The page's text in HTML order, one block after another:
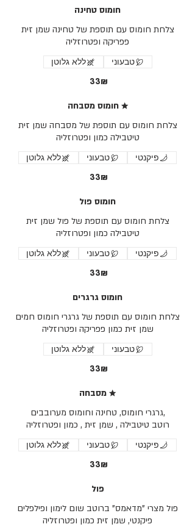
חומוס טחינה
צלחת חומוס עם תוספת של טחינה שמן זית
פפריקה ופטרוזליה
‏33 ‏₪
טבעוני ללא גלוטן
★ חומוס מסבחה
צלחת חומוס עם תוספת של מסבחה שמן זית
טיטבילה כמון ופטרוזליה
‏33 ‏₪
פיקנטי טבעוני ללא גלוטן
חומוס פול
צלחת חומוס עם תוספת של פול שמן זית
טיטבילה כמון ופטרוזליה
‏33 ‏₪
פיקנטי טבעוני ללא גלוטן
חומוס גרגרים
צלחת חומוס עם תוספת של גרגרי חומוס חמים
שמן זית כמון פפריקה ופטרוזליה
‏33 ‏₪
טבעוני ללא גלוטן
★ מסבחה
רוטב טיטבילה , שמן זית , כמון ופטרוזליה
‏33 ‏₪
פיקנטי טבעוני ללא גלוטן
פול
פול מצרי "מדאמס" ברוטב שום לימון ופילפלים
פיקנטי, שמן זית כמון ופטרוזליה